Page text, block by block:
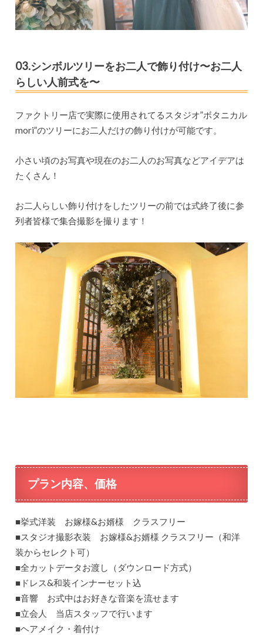
03.シンボルツリーをお二人で飾り付け〜お二人
らしい人前式を〜
ファクトリー店で実際に使用されてるスタジオ”ボタニカル
mori”のツリーにお二人だけの飾り付けが可能です。
小さい頃のお写真や現在のお二人のお写真などアイデアは
たくさん！
お二人らしい飾り付けをしたツリーの前では式終了後に参
列者皆様で集合撮影を撮ります！
プラン内容、価格
■挙式洋装 お嫁様&お婿様 クラスフリー
■スタジオ撮影衣装 お嫁様&お婿様 クラスフリー（和洋
装からセレクト可）
■全カットデータお渡し（ダウンロード方式）
■ドレス&和装インナーセット込
■音響 お式中はお好きな音楽を流せます
■立会人 当店スタッフで行います
■ヘアメイク・着付け